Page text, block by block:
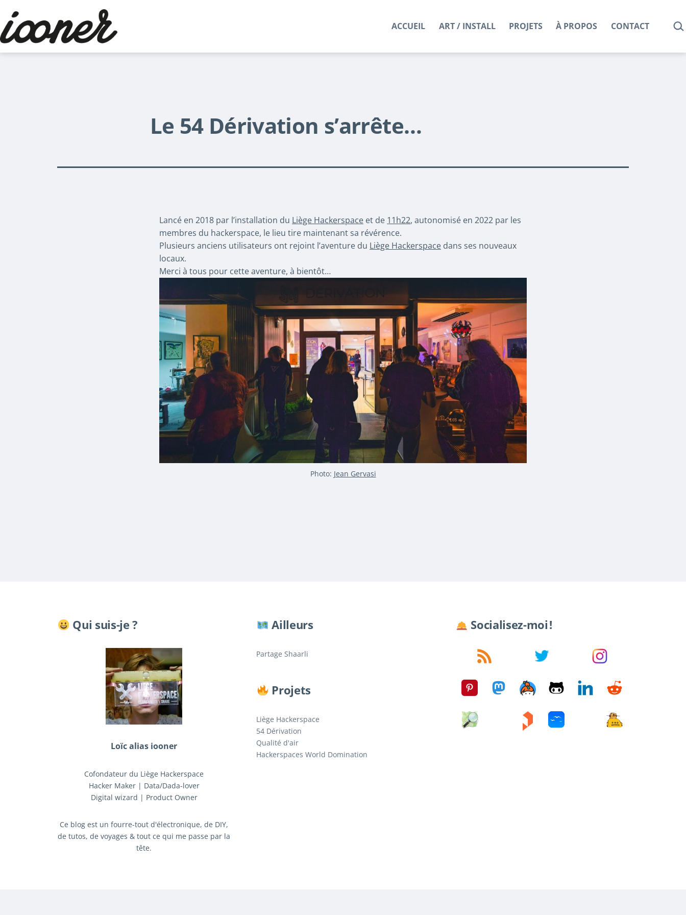
au
contenu
ACCUEIL ART / INSTALL PROJETS À PROPOS CONTACT
Le 54 Dérivation s’arrête…
Lancé en 2018 par l’installation du Liège Hackerspace et de 11h22, autonomisé en 2022 par les
membres du hackerspace, le lieu tire maintenant sa révérence.
Plusieurs anciens utilisateurs ont rejoint l’aventure du Liège Hackerspace dans ses nouveaux
locaux.
Merci à tous pour cette aventure, à bientôt…
Photo: Jean Gervasi
Qui suis-je ?
Loïc alias iooner
Cofondateur du Liège Hackerspace
Hacker Maker | Data/Dada-lover
Digital wizard | Product Owner
Ce blog est un fourre-tout d'électronique, de DIY,
de tutos, de voyages & tout ce qui me passe par la
tête.
Ailleurs
Partage Shaarli
Projets
Liège Hackerspace
54 Dérivation
Qualité d'air
Hackerspaces World Domination
Socialisez-moi !